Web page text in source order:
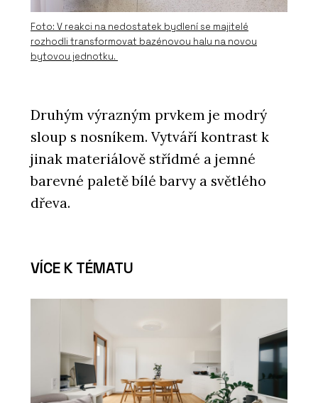
ČLÁNKY
PRODUKTY
Stůl furniloop - Wiesner-Hager
Foto: V reakci na nedostatek bydlení se majitelé
rozhodli transformovat bazénovou halu na novou
bytovou jednotku.
Druhým výrazným prvkem je modrý
sloup s nosníkem. Vytváří kontrast k
jinak materiálově střídmé a jemné
barevné paletě bílé barvy a světlého
dřeva.
VÍCE K TÉMATU